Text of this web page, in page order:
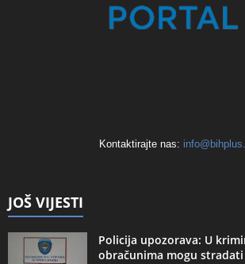
Kontaktirajte nas:
JOŠ VIJESTI
Policija upozorava: U
obračunima mogu